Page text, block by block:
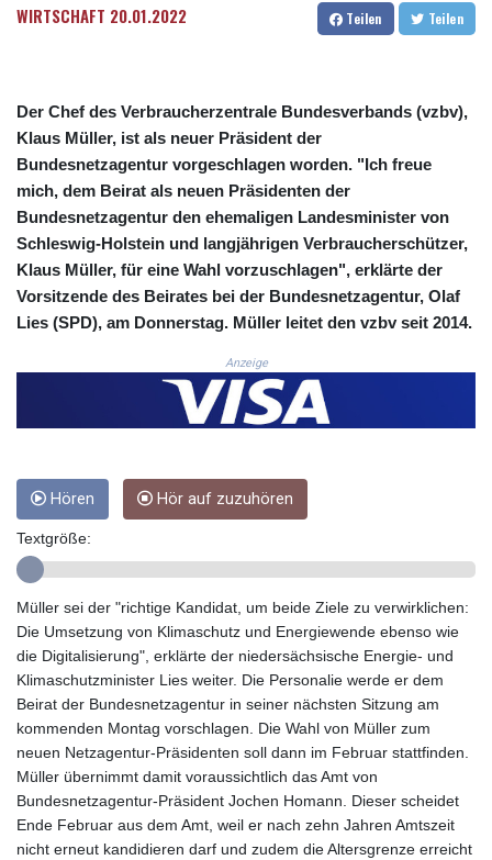
3675.544784
CVE 110.186265
CZK 24.201154
DJF 205.338828
DKK 7.47541
DOP 67.250199
DZD 153.530983
EGP 57.54318
FJD 2.553963
FKP 0.857848
GBP 0.857774
GEL 3.019946
GGP 0.857848
GIP 0.857848
GMD 84.878181
GTQ 8.795715
GYD 241.227629
HKD 9.058306
HNL 30.907112
HRK 7.534038
HTG 150.767698
HUF 362.223087
IDR
20682.294394
ILS 3.477385
IMP 0.857848
INR 109.932764
WIRTSCHAFT 20.01.2022 Teilen Teilen
Der Chef des Verbraucherzentrale Bundesverbands (vzbv),
Klaus Müller, ist als neuer Präsident der
Bundesnetzagentur vorgeschlagen worden. "Ich freue
mich, dem Beirat als neuen Präsidenten der
Bundesnetzagentur den ehemaligen Landesminister von
Schleswig-Holstein und langjährigen Verbraucherschützer,
Klaus Müller, für eine Wahl vorzuschlagen", erklärte der
Vorsitzende des Beirates bei der Bundesnetzagentur, Olaf
Lies (SPD), am Donnerstag. Müller leitet den vzbv seit 2014.
Anzeige
Hören Hör auf zuzuhören
Textgröße:
Müller sei der "richtige Kandidat, um beide Ziele zu verwirklichen:
Die Umsetzung von Klimaschutz und Energiewende ebenso wie
die Digitalisierung", erklärte der niedersächsische Energie- und
Klimaschutzminister Lies weiter. Die Personalie werde er dem
Beirat der Bundesnetzagentur in seiner nächsten Sitzung am
kommenden Montag vorschlagen. Die Wahl von Müller zum
neuen Netzagentur-Präsidenten soll dann im Februar stattfinden.
Müller übernimmt damit voraussichtlich das Amt von
Bundesnetzagentur-Präsident Jochen Homann. Dieser scheidet
Ende Februar aus dem Amt, weil er nach zehn Jahren Amtszeit
nicht erneut kandidieren darf und zudem die Altersgrenze erreicht